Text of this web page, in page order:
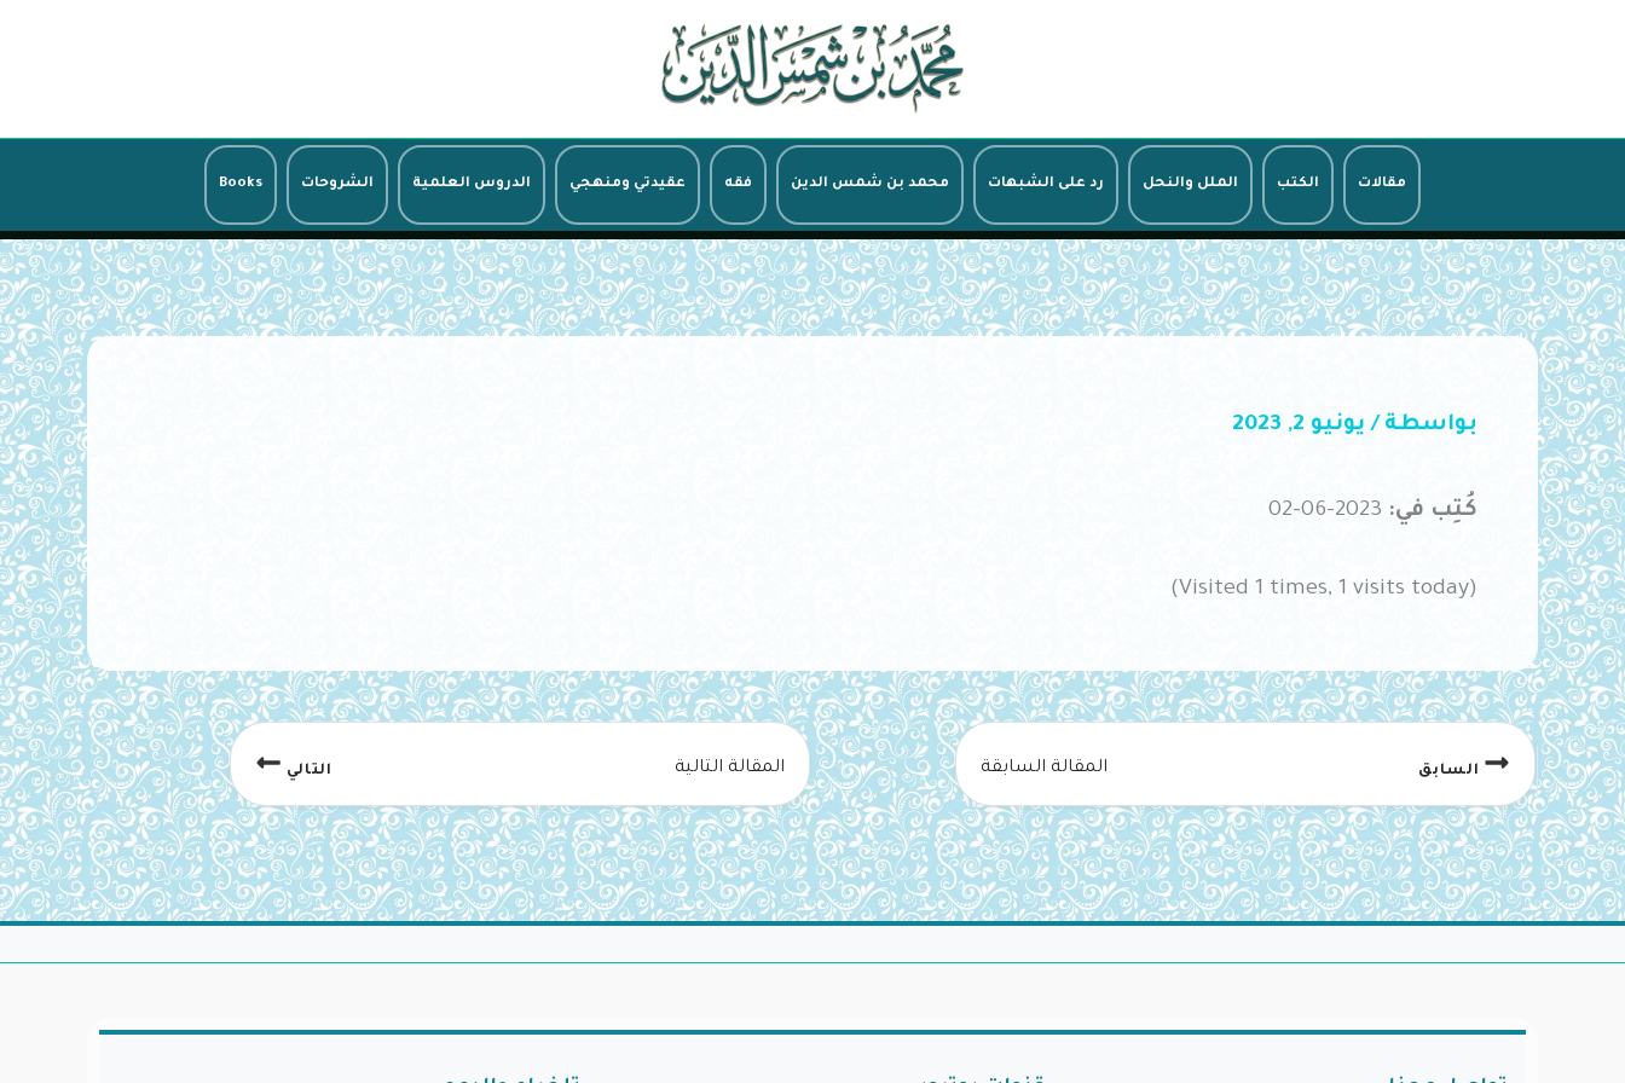
مقالات الكتب الملل والنحل رد على الشبهات محمد بن شمس الدين فقه عقيدتي ومنهجي الدروس العلمية الشروحات Books
بواسطة / يونيو 2, 2023
كُتِب في: 2023-06-02
(Visited 1 times, 1 visits today)
السابق المقالة السابقة التالي المقالة التالية